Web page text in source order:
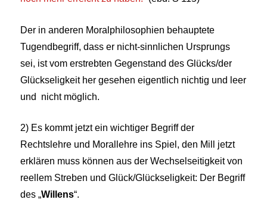
Der in anderen Moralphilosophien behauptete
Tugendbegriff, dass er nicht-sinnlichen Ursprungs
sei, ist vom erstrebten Gegenstand des Glücks/der
Glückseligkeit her gesehen eigentlich nichtig und leer
und nicht möglich.
2) Es kommt jetzt ein wichtiger Begriff der
Rechtslehre und Morallehre ins Spiel, den Mill jetzt
erklären muss können aus der Wechselseitigkeit von
reellem Streben und Glück/Glückseligkeit: Der Begriff
des „Willens“.